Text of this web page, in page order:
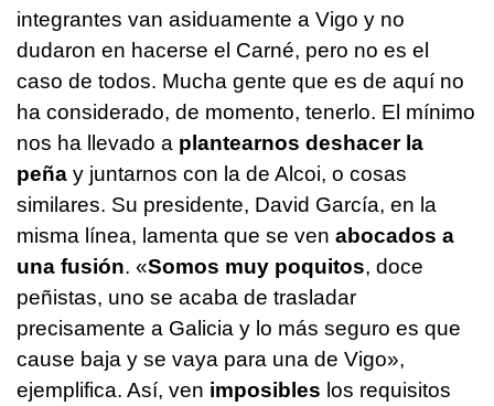
integrantes van asiduamente a Vigo y no
dudaron en hacerse el Carné, pero no es el
caso de todos. Mucha gente que es de aquí no
ha considerado, de momento, tenerlo. El mínimo
nos ha llevado a plantearnos deshacer la
peña y juntarnos con la de Alcoi, o cosas
similares. Su presidente, David García, en la
misma línea, lamenta que se ven abocados a
una fusión. «Somos muy poquitos, doce
peñistas, uno se acaba de trasladar
precisamente a Galicia y lo más seguro es que
cause baja y se vaya para una de Vigo»,
ejemplifica. Así, ven imposibles los requisitos